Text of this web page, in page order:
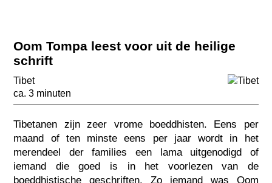
Oom Tompa leest voor uit de heilige
schrift
Tibet
ca. 3 minuten
Tibetanen zijn zeer vrome boeddhisten. Eens per
maand of ten minste eens per jaar wordt in het
merendeel der families een lama uitgenodigd of
iemand die goed is in het voorlezen van de
boeddhistische geschriften. Zo iemand was Oom